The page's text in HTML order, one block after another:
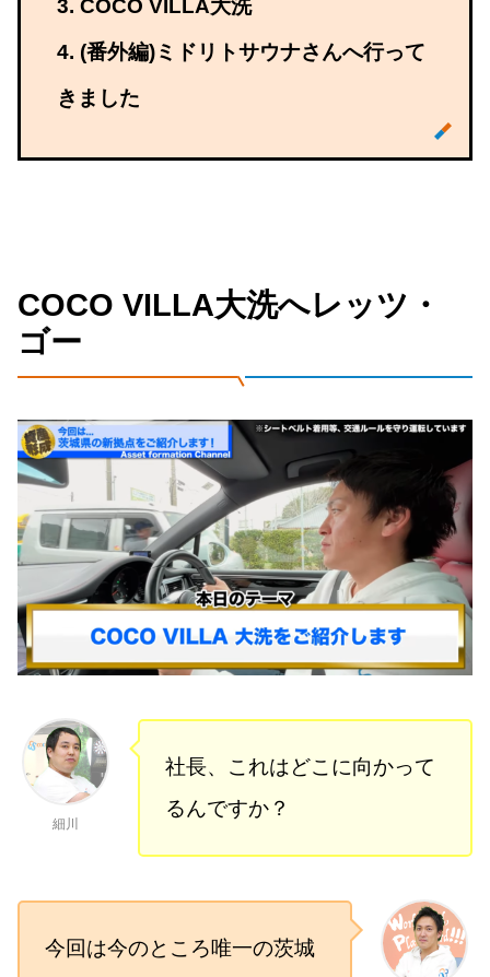
COCO VILLA大洗
(番外編)ミドリトサウナさんへ行って
きました
COCO VILLA大洗へレッツ・
ゴー
細川
社長、これはどこに向かって
るんですか？
今回は今のところ唯一の茨城